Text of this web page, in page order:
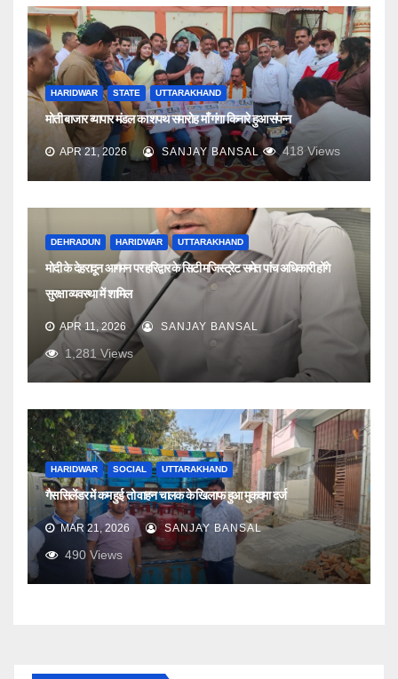
HARIDWAR STATE UTTARAKHAND
मोती बाजार व्यापार मंडल का शपथ समारोह माँ गंगा किनारे हुआ संपन्न
APR 21, 2026 SANJAY BANSAL 418Views
DEHRADUN HARIDWAR UTTARAKHAND
मोदी के देहरादून आगमन पर हरिद्वार के सिटी मजिस्ट्रेट समेत पांच अधिकारी होंगे
सुरक्षा व्यवस्था में शामिल
APR 11, 2026 SANJAY BANSAL
1,281 Views
HARIDWAR SOCIAL UTTARAKHAND
गैस सिलेंडर में कम हुई तो वाहन चालक के खिलाफ हुआ मुकदमा दर्ज
MAR 21, 2026 SANJAY BANSAL
490 Views